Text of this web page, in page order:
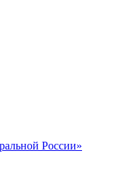
России»